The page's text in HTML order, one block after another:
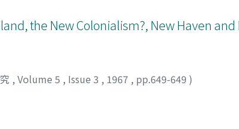
the New Colonialism?, New Haven and
, Volume 5 , Issue 3 , 1967 , pp.649-649 )